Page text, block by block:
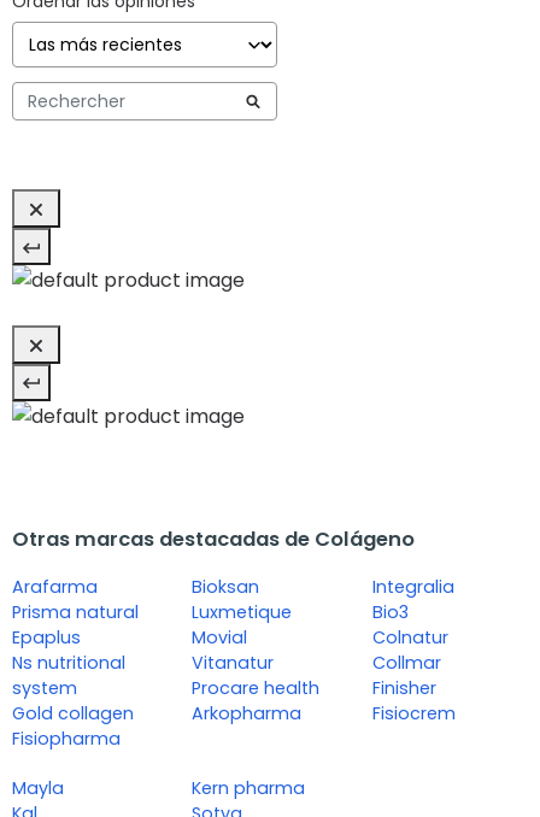
Otras marcas destacadas de Colágeno
Arafarma
Prisma natural
Epaplus
Ns nutritional
system
Gold collagen
Fisiopharma
Bioksan
Luxmetique
Movial
Vitanatur
Procare health
Arkopharma
Integralia
Bio3
Colnatur
Collmar
Finisher
Fisiocrem
Mayla
Kern pharma